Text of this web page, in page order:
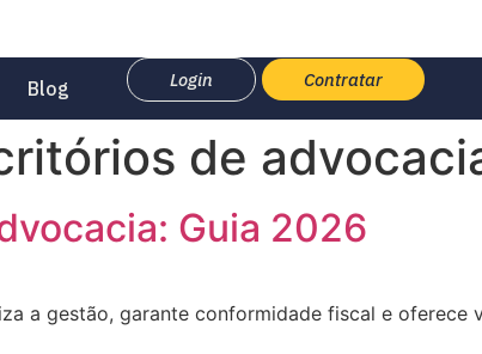
Blog Login Contratar
de
Guia 2026
a gestão, garante conformidade fiscal e oferece